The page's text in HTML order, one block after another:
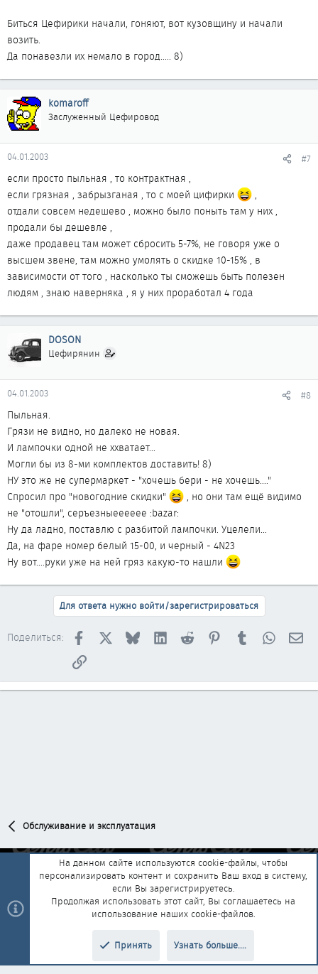
Биться Цефирики начали, гоняют, вот кузовщину и начали
возить.
Да понавезли их немало в город..... 8)
komaroff
Заслуженный Цефировод
04.01.2003 #7
если просто пыльная , то контрактная ,
если грязная , забрызганая , то с моей цифирки
,
отдали совсем недешево , можно было поныть там у них ,
продали бы дешевле ,
даже продавец там может сбросить 5-7%, не говоря уже о
высшем звене, там можно умолять о скидке 10-15% , в
зависимости от того , насколько ты сможешь быть полезен
людям , знаю наверняка , я у них проработал 4 года
DOSON
Цефирянин
04.01.2003 #8
Пыльная.
Грязи не видно, но далеко не новая.
И лампочки одной не ххватает...
Могли бы из 8-ми комплектов доставить! 8)
НУ это же не супермаркет - "хочешь бери - не хочешь...."
Спросил про "новогодние скидки"
, но они там ещё видимо
не "отошли", серъезныееееее :bazar:
Ну да ладно, поставлю с разбитой лампочки. Уцелели...
Да, на фаре номер белый 15-00, и черный - 4N23
Ну вот....руки уже на ней гряз какую-то нашли
Для ответа нужно войти/зарегистрироваться
Поделиться: Facebook BlueskyLinkedInReddit PinterestTumblr
Ссылка
Обслуживание и эксплуатация
Обратная связь
Условия и правила
Политика конфиденциальности
Помощь Главная
R
add-ons by ThemeHouse Перевод от Jumuro®
На данном сайте используются cookie-файлы, чтобы
персонализировать контент и сохранить Ваш вход в систему,
если Вы зарегистрируетесь.
Продолжая использовать этот сайт, Вы соглашаетесь на
использование наших cookie-файлов.
Принять Узнать больше....